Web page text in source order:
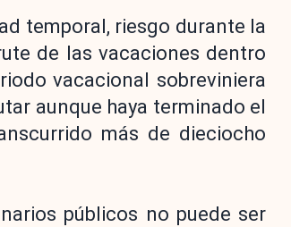
temporal, riesgo durante la
de las vacaciones dentro
vacacional sobreviniera
aunque haya terminado el
más de dieciocho
públicos no puede ser